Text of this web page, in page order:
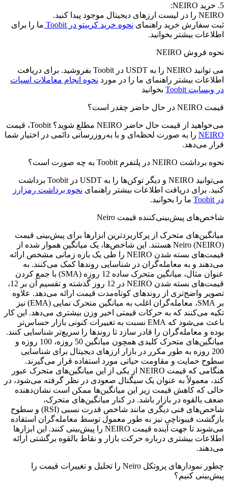
5. خرید NEIRO:
NEIRO را در لیست ارزهای دیجیتال موجود پیدا کنید.
ثبت سفارش خرید راهنمای نحوه خرید کریپتو در Toobit
ما را برای
اطلاعات بیشتر بخوانید.
نحوه فروش NEIRO
می توانید NEIRO را به USDT در Toobit بفروشید. برای دریافت
اطلاعات بیشتر راهنمای ما را در مورد نحوه انجام معاملات اسپات
در وبسایت Toobit
بخوانید
قیمت NEIRO در حال حاضر چقدر است؟
می‌خواهید از قیمت حال حاضر NEIRO مطلع شوید؟ Toobit، قیمت
NEIRO را به صورت لحظه‌ای و با به‌روزرسانی دائمی در اختیار شما
قرار می‌دهد.
نحوه برداشت NEIRO در پلتفرم Toobit به چه صورت است؟
می‌توانید NEIRO و دیگر توکن‌ها را به USDT در Toobit برداشت
کنید. برای دریافت اطلاعات بیشتر راهنمای نحوه برداشت رمزارز
در Toobit
ما را بخوانید.
شاخص‌های پیش‌بینی‌کننده قیمت Neiro
میانگین‌های متحرک از پرکاربردترین ابزارها برای پیش‌بینی قیمت
Neiro (NEIRO) هستند. این شاخص‌ها، یک میانگین هموار شده از
قیمت‌های بسته شدن NEIRO را طی یک بازه زمانی مشخص ارائه
می‌دهند و به معامله‌گران در شناسایی روندها کمک می‌کنند. به
عنوان مثال، میانگین متحرک ساده 12 روزه (SMA) با جمع کردن
قیمت‌های بسته شدن NEIRO در 12 روز گذشته و تقسیم آن بر 12،
تصویر واضح‌تری از روندهای کوتاه‌مدت قیمت ارائه می‌دهد. علاوه
بر SMA، معامله‌گران اغلب به میانگین متحرک نمایی (EMA) نیز
تکیه می‌کنند که به حرکات قیمتی اخیر وزن بیشتری می‌دهد. این کار
باعث می‌شود که EMA نسبت به تغییرات کنونی بازار حساس‌تر
بوده و معامله‌گران را قادر سازد تا روندها را سریع‌تر شناسایی کنند.
میانگین‌های متحرک کلیدی همچون میانگین 50 روزه، 100 روزه و
200 روزه به طور مکرر در بازار ارزهای دیجیتال برای شناسایی
سطوح حمایت و مقاومت حیاتی مورد استفاده قرار می‌گیرند.
هنگامی که قیمت NEIRO از یکی از این میانگین‌های متحرک عبور
کند، معمولاً به عنوان یک سیگنال صعودی در نظر گرفته می‌شود، در
حالی که کاهش قیمت زیر این میانگین‌ها ممکن است نشان‌دهنده
ضعف بالقوه در بازار باشد. در کنار میانگین‌های متحرک،
شاخص‌های فنی دیگری مانند شاخص قدرت نسبی (RSI) و سطوح
بازگشت فیبوناچی نیز به طور معمول توسط معامله‌گران استفاده
می‌شوند تا جهت آینده قیمت NEIRO را پیش‌بینی کنند. این ابزارها
اطلاعات بیشتری درباره حرکت بازار و نقاط بالقوه برگشتی ارائه
می‌دهند.
چطور نمودارهای پروتکل Neiro را تحلیل و تغییرات قیمت را
پیش‌بینی کنیم؟